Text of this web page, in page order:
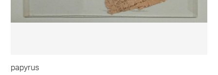
papyrus